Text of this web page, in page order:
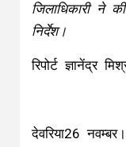
जिलाधिकारी ने
निर्देश।
रिपोर्ट ज्ञानेंद्र
देवरिया26